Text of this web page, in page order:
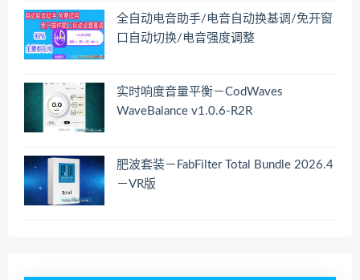
全自动电音助手/电音自动换基调/免开窗
口自动切换/电音强度调整
实时响度音量平衡－CodWaves
WaveBalance v1.0.6-R2R
肥波套装－FabFilter Total Bundle 2026.4
－VR版